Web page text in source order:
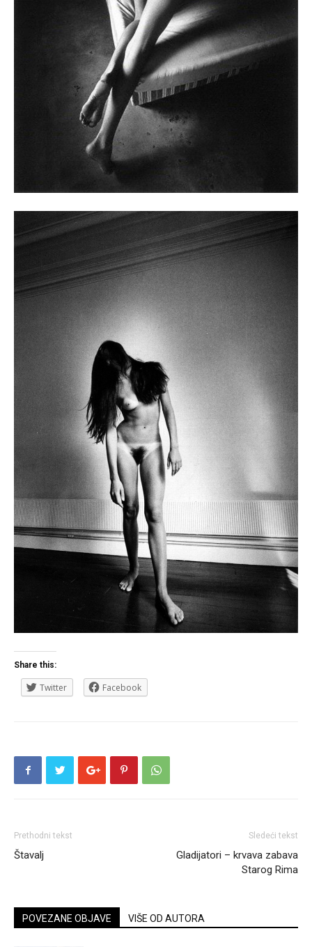
Share this:
Twitter Facebook
Prethodni tekst
Štavalj
Sledeći tekst
Gladijatori – krvava zabava
Starog Rima
POVEZANE OBJAVE VIŠE OD AUTORA